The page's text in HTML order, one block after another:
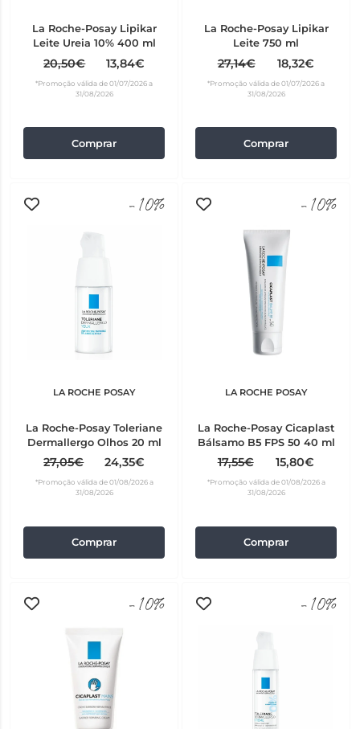
La Roche-Posay Lipikar
Leite Ureia 10% 400 ml
20,50€ 13,84€
*Promoção válida de 01/07/2026 a
31/08/2026
Comprar
La Roche-Posay Lipikar
Leite 750 ml
27,14€ 18,32€
*Promoção válida de 01/07/2026 a
31/08/2026
Comprar
-10%
LA ROCHE POSAY
La Roche-Posay Toleriane
Dermallergo Olhos 20 ml
27,05€ 24,35€
*Promoção válida de 01/08/2026 a
31/08/2026
Comprar
-10%
LA ROCHE POSAY
La Roche-Posay Cicaplast
Bálsamo B5 FPS 50 40 ml
17,55€ 15,80€
*Promoção válida de 01/08/2026 a
31/08/2026
Comprar
-10% -10%